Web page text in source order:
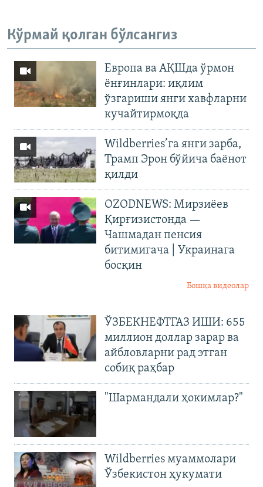
Кўрмай қолган бўлсангиз
Европа ва АҚШда ўрмон
ёнғинлари: иқлим
ўзгариши янги хавфларни
кучайтирмоқда
Wildberries’га янги зарба,
Трамп Эрон бўйича баёнот
қилди
OZODNEWS: Мирзиёев
Қирғизистонда —
Чашмадан пенсия
битимигача | Украинага
босқин
Бошқа видеолар
ЎЗБЕКНЕФТГАЗ ИШИ: 655
миллион доллар зарар ва
айбловларни рад этган
собиқ раҳбар
"Шармандали ҳокимлар?"
Wildberries муаммолари
Ўзбекистон ҳукумати